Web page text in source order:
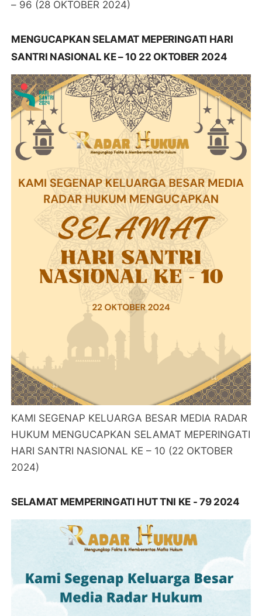
– 96 (28 OKTOBER 2024)
MENGUCAPKAN SELAMAT MEPERINGATI HARI
SANTRI NASIONAL KE – 10 22 OKTOBER 2024
KAMI SEGENAP KELUARGA BESAR MEDIA RADAR
HUKUM MENGUCAPKAN SELAMAT MEPERINGATI
HARI SANTRI NASIONAL KE – 10 (22 OKTOBER
2024)
SELAMAT MEMPERINGATI HUT TNI KE - 79 2024